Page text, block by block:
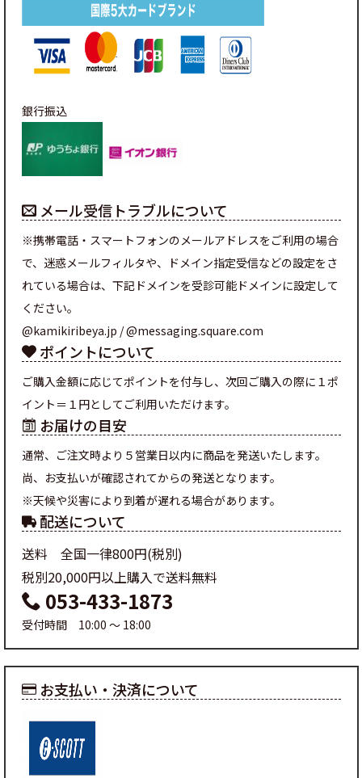
銀行振込
メール受信トラブルについて
※携帯電話・スマートフォンのメールアドレスをご利用の場合
で、迷惑メールフィルタや、ドメイン指定受信などの設定をさ
れている場合は、下記ドメインを受診可能ドメインに設定して
ください。
@kamikiribeya.jp / @messaging.square.com
ポイントについて
ご購入金額に応じてポイントを付与し、次回ご購入の際に１ポ
イント＝１円としてご利用いただけます。
お届けの目安
通常、ご注文時より５営業日以内に商品を発送いたします。
尚、お支払いが確認されてからの発送となります。
※天候や災害により到着が遅れる場合があります。
配送について
送料 全国一律800円(税別)
税別20,000円以上購入で送料無料
053-433-1873
受付時間 10:00 ～ 18:00
お支払い・決済について